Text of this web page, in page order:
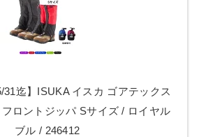
31迄】ISUKA イスカ ゴアテックス
ロントジッパ Sサイズ / ロイヤル
ブル / 246412